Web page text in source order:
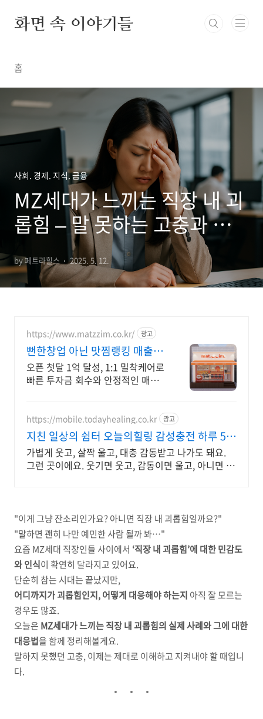
화면 속 이야기들
홈
사회. 경제. 지식. 금융
MZ세대가 느끼는 직장 내 괴
롭힘 – 말 못하는 고충과 대응
법
by 페트라힐스 2025. 5. 12.
https://www.matzzim.co.kr/ 광고
뻔한창업 아닌 맛찜랭킹 매출걱
정NO고수익 소자본창업
오픈 첫달 1억 달성, 1:1 밀착케어로
빠른 투자금 회수와 안정적인 매출
https://mobile.todayhealing.co.kr 광고
지친 일상의 쉼터 오늘의힐링 감성충전 하루 5분
힐링타임
가볍게 웃고, 살짝 울고, 대충 감동받고 나가도 돼요.
그런 곳이에요. 웃기면 웃고, 감동이면 울고, 아니면 그
"이게 그냥 잔소리인가요? 아니면 직장 내 괴롭힘일까요?"
"말하면 괜히 나만 예민한 사람 될까 봐…"
요즘 MZ세대 직장인들 사이에서 ‘직장 내 괴롭힘’에 대한 민감도
와 인식이 확연히 달라지고 있어요.
단순히 참는 시대는 끝났지만,
어디까지가 괴롭힘인지, 어떻게 대응해야 하는지 아직 잘 모르는
경우도 많죠.
오늘은 MZ세대가 느끼는 직장 내 괴롭힘의 실제 사례와 그에 대한
대응법을 함께 정리해볼게요.
말하지 못했던 고충, 이제는 제대로 이해하고 지켜내야 할 때입니
다.